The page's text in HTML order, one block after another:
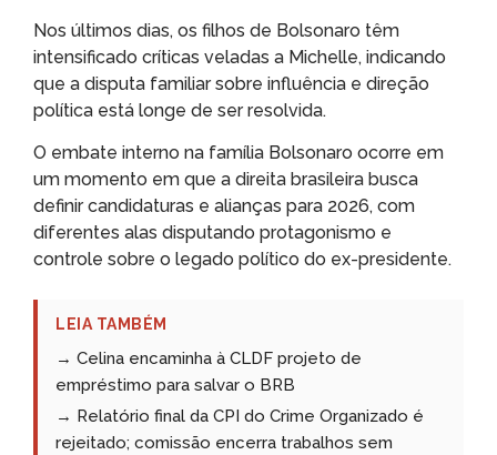
Nos últimos dias, os filhos de Bolsonaro têm
intensificado críticas veladas a Michelle, indicando
que a disputa familiar sobre influência e direção
política está longe de ser resolvida.
O embate interno na família Bolsonaro ocorre em
um momento em que a direita brasileira busca
definir candidaturas e alianças para 2026, com
diferentes alas disputando protagonismo e
controle sobre o legado político do ex-presidente.
LEIA TAMBÉM
→ Celina encaminha à CLDF projeto de
empréstimo para salvar o BRB
→ Relatório final da CPI do Crime Organizado é
rejeitado; comissão encerra trabalhos sem